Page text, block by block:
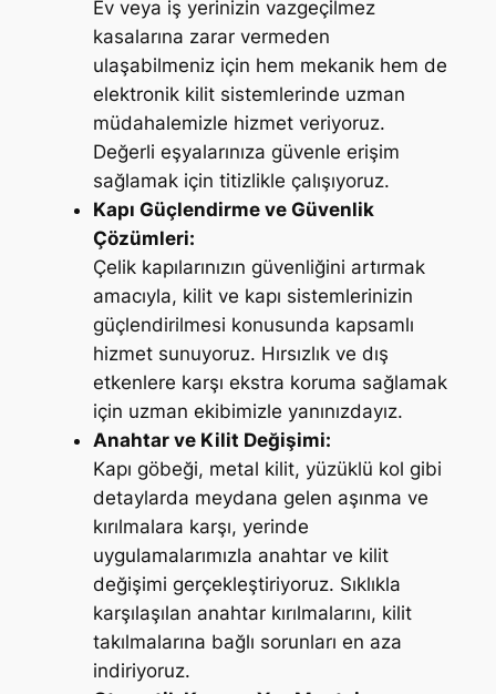
Ev veya iş yerinizin vazgeçilmez
kasalarına zarar vermeden
ulaşabilmeniz için hem mekanik hem de
elektronik kilit sistemlerinde uzman
müdahalemizle hizmet veriyoruz.
Değerli eşyalarınıza güvenle erişim
sağlamak için titizlikle çalışıyoruz.
Kapı Güçlendirme ve Güvenlik
Çözümleri:
Çelik kapılarınızın güvenliğini artırmak
amacıyla, kilit ve kapı sistemlerinizin
güçlendirilmesi konusunda kapsamlı
hizmet sunuyoruz. Hırsızlık ve dış
etkenlere karşı ekstra koruma sağlamak
için uzman ekibimizle yanınızdayız.
Anahtar ve Kilit Değişimi:
Kapı göbeği, metal kilit, yüzüklü kol gibi
detaylarda meydana gelen aşınma ve
kırılmalara karşı, yerinde
uygulamalarımızla anahtar ve kilit
değişimi gerçekleştiriyoruz. Sıklıkla
karşılaşılan anahtar kırılmalarını, kilit
takılmalarına bağlı sorunları en aza
indiriyoruz.